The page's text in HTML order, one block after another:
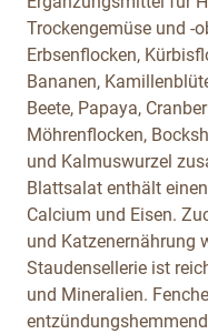
Trockengemüse und -
Erbsenflocken,
Bananen,
Beete, Papaya,
Möhrenflocken,
und Kalmuswurzel
Blattsalat enthält
Calcium und Eisen.
und Katzenernährung
Staudensellerie ist
und Mineralien.